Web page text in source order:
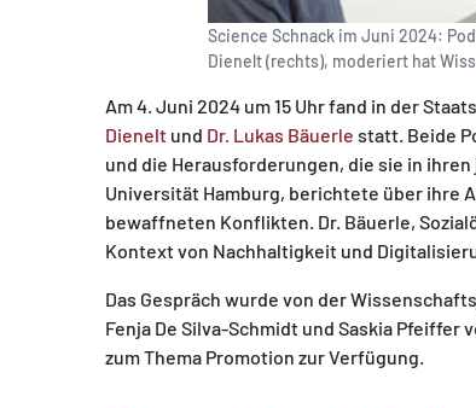
Science Schnack im Juni 2024:
Dienelt (rechts), moderiert hat
Am 4. Juni 2024 um 15 Uhr fand in der
Dienelt und Dr. Lukas Bäuerle statt. Beide
und die Herausforderungen, die sie in
Universität Hamburg, berichtete über ihre
bewaffneten Konflikten. Dr. Bäuerle,
Kontext von Nachhaltigkeit und
Das Gespräch wurde von der
Fenja De Silva-Schmidt und Saskia
zum Thema Promotion zur Verfügung.